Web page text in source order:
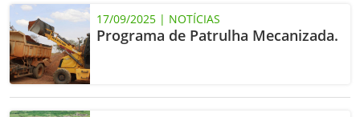
17/09/2025 | NOTÍCIAS
Programa de Patrulha Mecanizada.